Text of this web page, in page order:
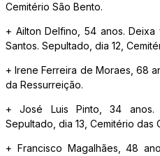
Cemitério São Bento.
+ Ailton Delfino, 54 anos.
Santos. Sepultado, dia 12,
+ Irene Ferreira de Moraes, 68
da Ressurreição.
+ José Luis Pinto, 34 anos.
Sepultado, dia 13, Cemitério das
+ Francisco Magalhães, 48